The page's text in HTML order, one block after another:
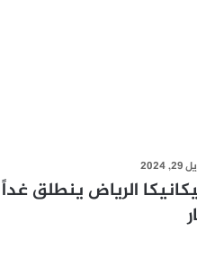
2024
الرياض ينطلق غداً